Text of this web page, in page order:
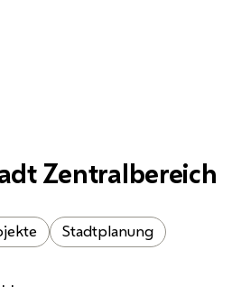
Zentralbereich
Stadtplanung